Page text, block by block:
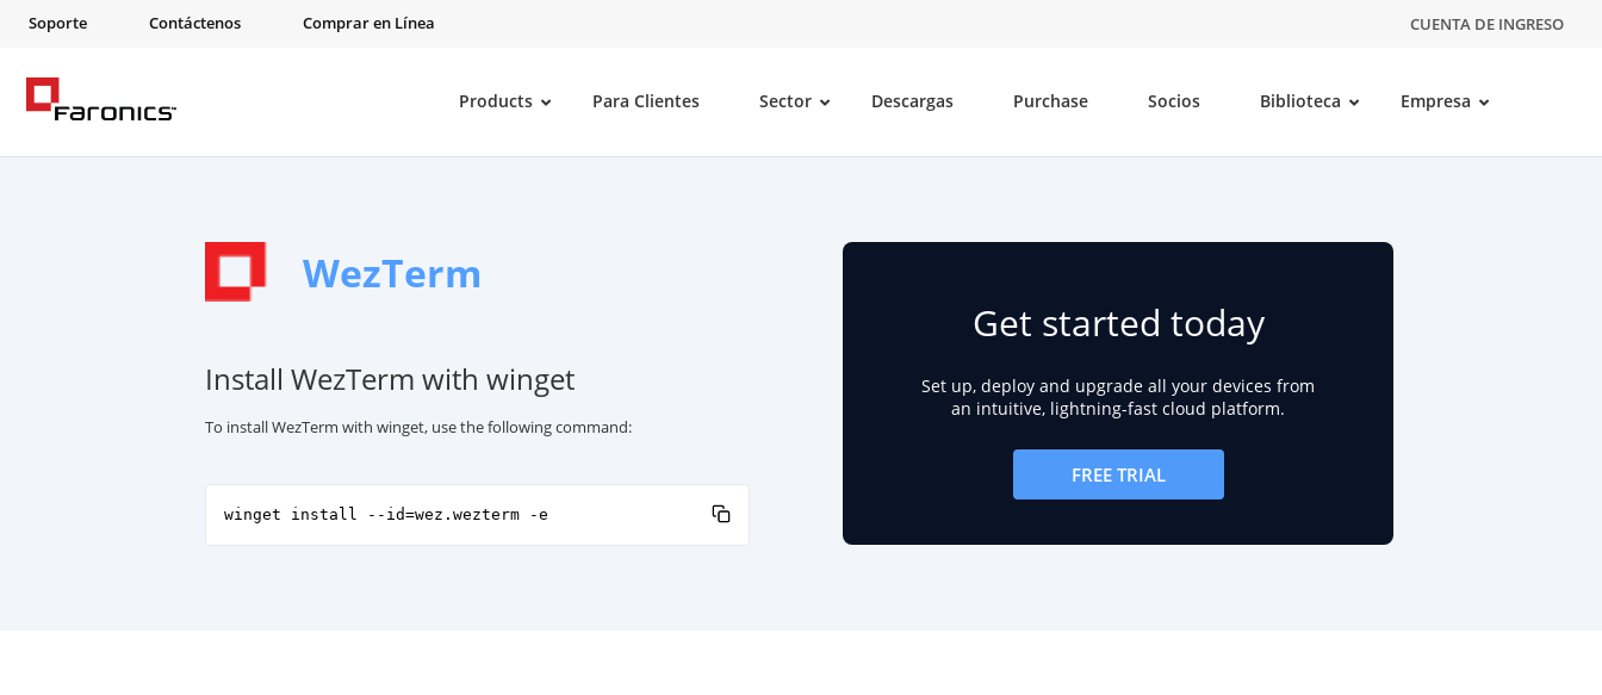
Soporte Contáctenos Comprar en Línea CUENTA DE INGRESO
Products Para Clientes Sector Descargas Purchase Socios Biblioteca Empresa
WezTerm
Install WezTerm with winget
To install WezTerm with winget, use the following command:
winget install --id=wez.wezterm -e
Get started today
Set up, deploy and upgrade all your devices from
an intuitive, lightning-fast cloud platform.
FREE TRIAL